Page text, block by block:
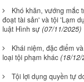
Khó khăn, vướng mắc
đoạt tài sản' và tội 'Lạm
luật Hình sự (07/11/2025)
Khái niệm, đặc điểm
loại tội phạm khác (18/12/
Tội lợi dụng quyền tự